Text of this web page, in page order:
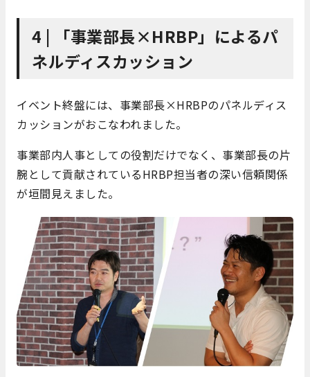
4 | 「事業部長×HRBP」によるパ
ネルディスカッション
イベント終盤には、事業部長×HRBPのパネルディス
カッションがおこなわれました。
事業部内人事としての役割だけでなく、事業部長の片
腕として貢献されているHRBP担当者の深い信頼関係
が垣間見えました。